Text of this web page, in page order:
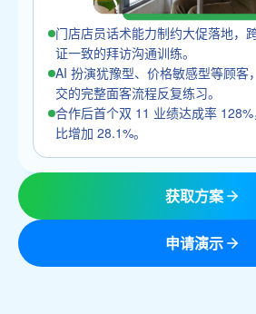
门店店员话术能力制约大促落地，
证一致的拜访沟通训练。
AI 扮演犹豫型、价格敏感型等顾客
交的完整面客流程反复练习。
合作后首个双 11 业绩达成率
比增加 28.1%。
获取方案
申请演示